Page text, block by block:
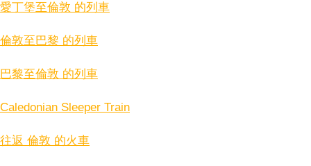
愛丁堡至倫敦 的列車
倫敦至巴黎 的列車
巴黎至倫敦 的列車
Caledonian Sleeper Train
往返 倫敦 的火車